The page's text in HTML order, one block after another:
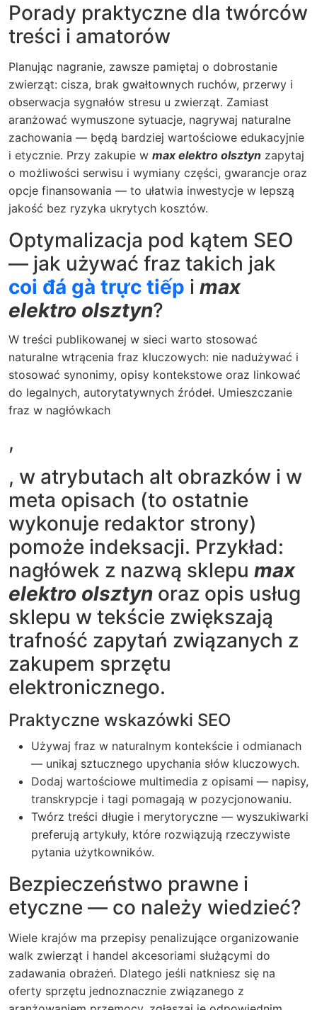
Porady praktyczne dla twórców
treści i amatorów
Planując nagranie, zawsze pamiętaj o dobrostanie
zwierząt: cisza, brak gwałtownych ruchów, przerwy i
obserwacja sygnałów stresu u zwierząt. Zamiast
aranżować wymuszone sytuacje, nagrywaj naturalne
zachowania — będą bardziej wartościowe edukacyjnie
i etycznie. Przy zakupie w max elektro olsztyn zapytaj
o możliwości serwisu i wymiany części, gwarancje oraz
opcje finansowania — to ułatwia inwestycje w lepszą
jakość bez ryzyka ukrytych kosztów.
Optymalizacja pod kątem SEO
— jak używać fraz takich jak
coi đá gà trực tiếp i max
elektro olsztyn?
W treści publikowanej w sieci warto stosować
naturalne wtrącenia fraz kluczowych: nie nadużywać i
stosować synonimy, opisy kontekstowe oraz linkować
do legalnych, autorytatywnych źródeł. Umieszczanie
fraz w nagłówkach
,
, w atrybutach alt obrazków i w
meta opisach (to ostatnie
wykonuje redaktor strony)
pomoże indeksacji. Przykład:
nagłówek z nazwą sklepu max
elektro olsztyn oraz opis usług
sklepu w tekście zwiększają
trafność zapytań związanych z
zakupem sprzętu
elektronicznego.
Praktyczne wskazówki SEO
Używaj fraz w naturalnym kontekście i odmianach
— unikaj sztucznego upychania słów kluczowych.
Dodaj wartościowe multimedia z opisami — napisy,
transkrypcje i tagi pomagają w pozycjonowaniu.
Twórz treści długie i merytoryczne — wyszukiwarki
preferują artykuły, które rozwiązują rzeczywiste
pytania użytkowników.
Bezpieczeństwo prawne i
etyczne — co należy wiedzieć?
Wiele krajów ma przepisy penalizujące organizowanie
walk zwierząt i handel akcesoriami służącymi do
zadawania obrażeń. Dlatego jeśli natkniesz się na
oferty sprzętu jednoznacznie związanego z